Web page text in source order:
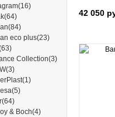
eco plus(23)
Collection(3)
& Boch(4)
42 050